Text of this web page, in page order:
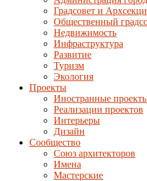
Градсовет и
Общественный
Недвижимость
Инфраструктура
Развитие
Туризм
Экология
Проекты
Иностранные
Реализации проектов
Интерьеры
Дизайн
Сообщество
Союз архитекторов
Имена
Мастерские